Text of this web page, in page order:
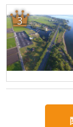
3